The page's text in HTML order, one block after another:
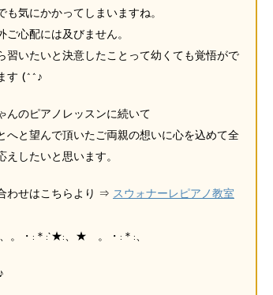
も気にかかってしまいますね。
ご心配には及びません。
習いたいと決意したことって幼くても覚悟がで
す (^^♪
んのピアノレッスンに続いて
へと望んで頂いたご両親の想いに心を込めて全
えしたいと思います。
わせはこちらより ⇒ スウォナーレピアノ教室
・:＊:`★:、★ 。・:＊:、